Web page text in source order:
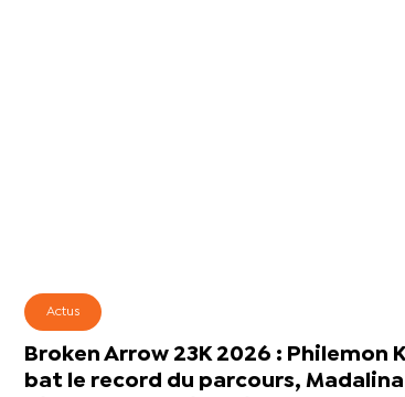
Actus
Broken Arrow 23K 2026 : Philemon
bat le record du parcours,